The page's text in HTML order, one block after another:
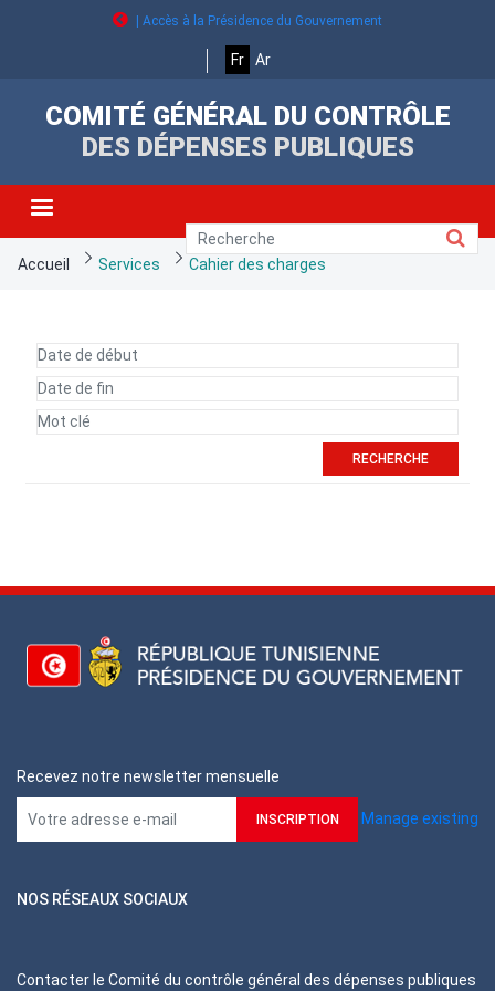
| Accès à la Présidence du Gouvernement
Fr Ar
COMITÉ GÉNÉRAL DU CONTRÔLE
DES DÉPENSES PUBLIQUES
FilAccueil Services Cahier des charges
Recevez notre newsletter mensuelle
Manage existing
NOS RÉSEAUX SOCIAUX
Contacter le Comité du contrôle général des dépenses publiques